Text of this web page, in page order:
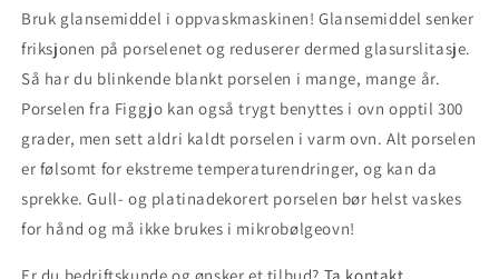
Bruk glansemiddel i oppvaskmaskinen! Glansemiddel senker
friksjonen på porselenet og reduserer dermed glasurslitasje.
Så har du blinkende blankt porselen i mange, mange år.
Porselen fra Figgjo kan også trygt benyttes i ovn opptil 300
grader, men sett aldri kaldt porselen i varm ovn. Alt porselen
er følsomt for ekstreme temperaturendringer, og kan da
sprekke. Gull- og platinadekorert porselen bør helst vaskes
for hånd og må ikke brukes i mikrobølgeovn!